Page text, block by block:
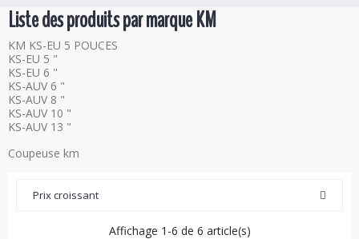
Liste des produits par marque KM
KM KS-EU 5 POUCES
KS-EU 5 "
KS-EU 6 "
KS-AUV 6 "
KS-AUV 8 "
KS-AUV 10 "
KS-AUV 13 "
Coupeuse km
Prix croissant
Affichage 1-6 de 6 article(s)